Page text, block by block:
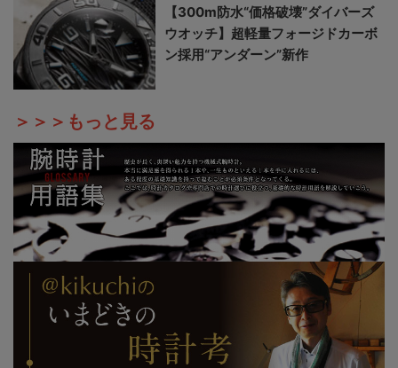
【300m防水“価格破壊”ダイバーズ
ウオッチ】超軽量フォージドカーボ
ン採用“アンダーン”新作
＞＞＞もっと見る